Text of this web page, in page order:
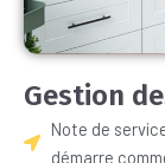
Gestion
Note de
démarre